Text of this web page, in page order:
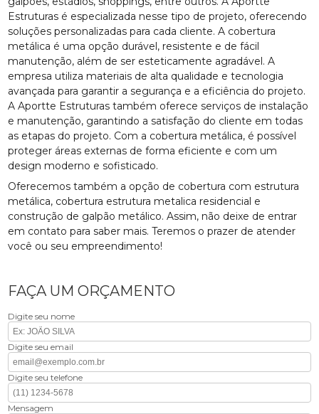
Estruturas é especializada nesse tipo de projeto, oferecendo
soluções personalizadas para cada cliente. A cobertura
metálica é uma opção durável, resistente e de fácil
manutenção, além de ser esteticamente agradável. A
empresa utiliza materiais de alta qualidade e tecnologia
avançada para garantir a segurança e a eficiência do projeto.
A Aportte Estruturas também oferece serviços de instalação
e manutenção, garantindo a satisfação do cliente em todas
as etapas do projeto. Com a cobertura metálica, é possível
proteger áreas externas de forma eficiente e com um
design moderno e sofisticado.
Oferecemos também a opção de cobertura com estrutura
metálica, cobertura estrutura metalica residencial e
construção de galpão metálico. Assim, não deixe de entrar
em contato para saber mais. Teremos o prazer de atender
você ou seu empreendimento!
FAÇA UM ORÇAMENTO
Digite seu nome
Digite seu email
Digite seu telefone
Mensagem